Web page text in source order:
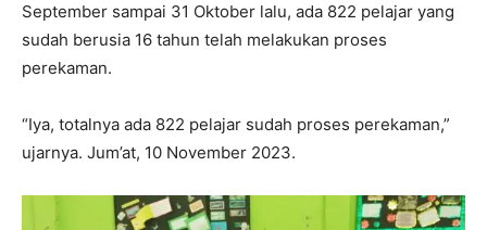
September sampai 31 Oktober lalu, ada 822 pelajar yang
sudah berusia 16 tahun telah melakukan proses
perekaman.
“Iya, totalnya ada 822 pelajar sudah proses perekaman,”
ujarnya. Jum’at, 10 November 2023.